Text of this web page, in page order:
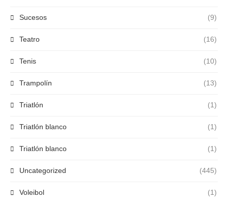
Sucesos (9)
Teatro (16)
Tenis (10)
Trampolín (13)
Triatlón (1)
Triatlón blanco (1)
Triatlón blanco (1)
Uncategorized (445)
Voleibol (1)